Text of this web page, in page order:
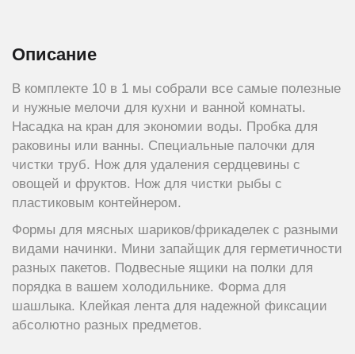
Описание
В комплекте 10 в 1 мы собрали все самые полезные
и нужные мелочи для кухни и ванной комнаты.
Насадка на кран для экономии воды. Пробка для
раковины или ванны. Специальные палочки для
чистки труб. Нож для удаления сердцевины с
овощей и фруктов. Нож для чистки рыбы с
пластиковым контейнером.
Формы для мясных шариков/фрикаделек с разными
видами начинки. Мини запайщик для герметичности
разных пакетов. Подвесные ящики на полки для
порядка в вашем холодильнике. Форма для
шашлыка. Клейкая лента для надежной фиксации
абсолютно разных предметов.